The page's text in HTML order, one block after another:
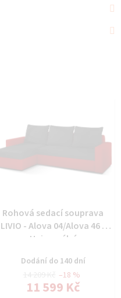
Rohová sedací souprava
LIVIO - Alova 04/Alova 46 -
Univerzální
Dodání do 140 dní
11 599 Kč
–18 %